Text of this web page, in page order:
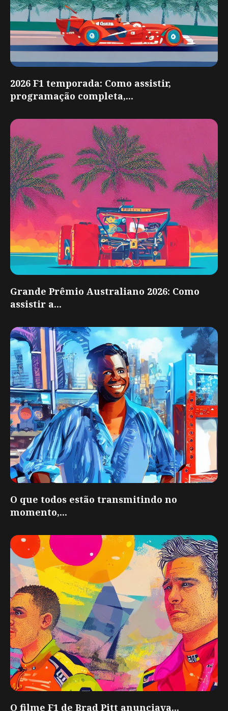
2026 F1 temporada: Como assistir,
programação completa,...
Grande Prêmio Australiano 2026: Como
assistir a...
O que todos estão transmitindo no
momento,...
O filme F1 de Brad Pitt anunciava...